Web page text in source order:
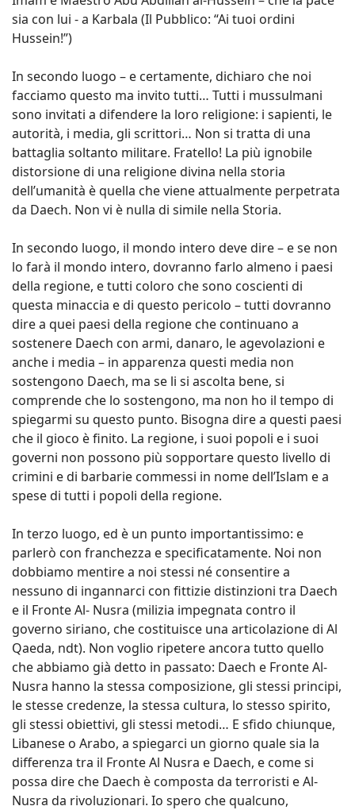
sia con lui - a Karbala (Il Pubblico: “Ai tuoi ordini
Hussein!”)
In secondo luogo – e certamente, dichiaro che noi
facciamo questo ma invito tutti… Tutti i mussulmani
sono invitati a difendere la loro religione: i sapienti, le
autorità, i media, gli scrittori… Non si tratta di una
battaglia soltanto militare. Fratello! La più ignobile
distorsione di una religione divina nella storia
dell’umanità è quella che viene attualmente perpetrata
da Daech. Non vi è nulla di simile nella Storia.
In secondo luogo, il mondo intero deve dire – e se non
lo farà il mondo intero, dovranno farlo almeno i paesi
della regione, e tutti coloro che sono coscienti di
questa minaccia e di questo pericolo – tutti dovranno
dire a quei paesi della regione che continuano a
sostenere Daech con armi, danaro, le agevolazioni e
anche i media – in apparenza questi media non
sostengono Daech, ma se li si ascolta bene, si
comprende che lo sostengono, ma non ho il tempo di
spiegarmi su questo punto. Bisogna dire a questi paesi
che il gioco è finito. La regione, i suoi popoli e i suoi
governi non possono più sopportare questo livello di
crimini e di barbarie commessi in nome dell’Islam e a
spese di tutti i popoli della regione.
In terzo luogo, ed è un punto importantissimo: e
parlerò con franchezza e specificatamente. Noi non
dobbiamo mentire a noi stessi né consentire a
nessuno di ingannarci con fittizie distinzioni tra Daech
e il Fronte Al- Nusra (milizia impegnata contro il
governo siriano, che costituisce una articolazione di Al
Qaeda, ndt). Non voglio ripetere ancora tutto quello
che abbiamo già detto in passato: Daech e Fronte Al-
Nusra hanno la stessa composizione, gli stessi principi,
le stesse credenze, la stessa cultura, lo stesso spirito,
gli stessi obiettivi, gli stessi metodi… E sfido chiunque,
Libanese o Arabo, a spiegarci un giorno quale sia la
differenza tra il Fronte Al Nusra e Daech, e come si
possa dire che Daech è composta da terroristi e Al-
Nusra da rivoluzionari. Io spero che qualcuno,